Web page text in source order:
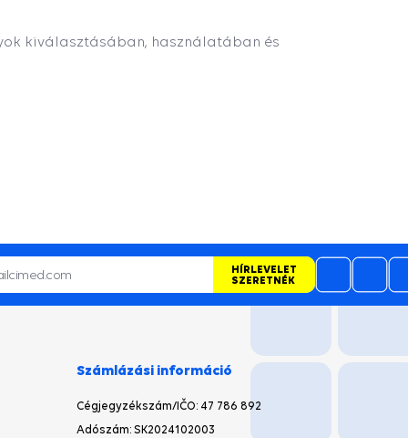
kiválasztásában, használatában és